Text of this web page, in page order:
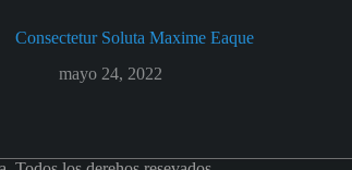
Consectetur Soluta Maxime Eaque
mayo 24, 2022